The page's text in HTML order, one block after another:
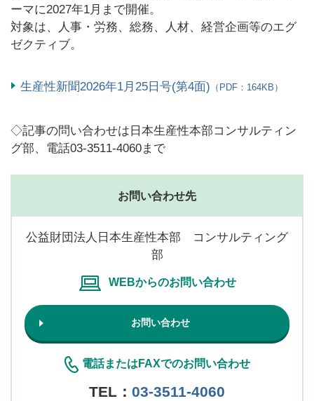
ーマに2027年1月まで開催。
対象は、人事・労務、総務、人材、経営企画等のエグ
ゼクティブ。
生産性新聞2026年1月25日号(第4面) （PDF：164KB）
◇記事の問い合わせは日本生産性本部コンサルティン
グ部、電話03-3511-4060まで
お問い合わせ先
公益財団法人日本生産性本部 コンサルティング
部
WEBからのお問い合わせ
お問い合わせ
電話またはFAXでのお問い合わせ
TEL： 03-3511-4060